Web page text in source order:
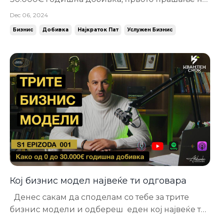
кое треба јасно да одговориш е: Колку клиенти/
“Како да поставам финансиски цели кога ј...
Dec 06, 2024
Бизнис Добивка Најкраток Пат Услужен Бизнис
Кој бизнис модел највеќе ти одговара
Денес сакам да споделам со тебе за трите
бизнис модели и одбереш еден кој највеќе ти